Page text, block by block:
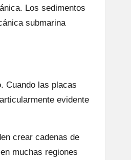
Los sedimentos
submarina
Cuando las placas
evidente
crear cadenas de
muchas regiones